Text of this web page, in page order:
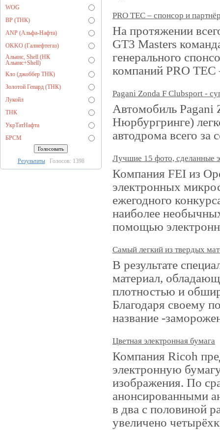
WOG
BP (ТНК)
ANP (Альфа-Нафта)
OKKO (Галнефтегаз)
Альянс, Shell (НК
Альянс+Shell)
Кло (джоббер ТНК)
Золотой Гепард (ТНК)
Лукойл
ТНК
УкрТатНафта
БРСМ
РезультатыГолосов: 1398
PRO TEC – спонсор и
На протяжении
GT3 Masters
генерального
компаний PRO
Pagani Zonda F Clubsport -
Автомобиль Pagani
Нюрбургринге)
автодрома всего за
Лучшие 15 фото, сделанные
Компания FEI из
электронных
ежегодного
наиболее
помощью
Самый легкий из твердых
В результате
материал,
плотностью и
Благодаря своему
название -
Цветная электронная бумага
Компания Ricoh
электронную
изображения. По
анонсированными
в два с половиной
увеличено